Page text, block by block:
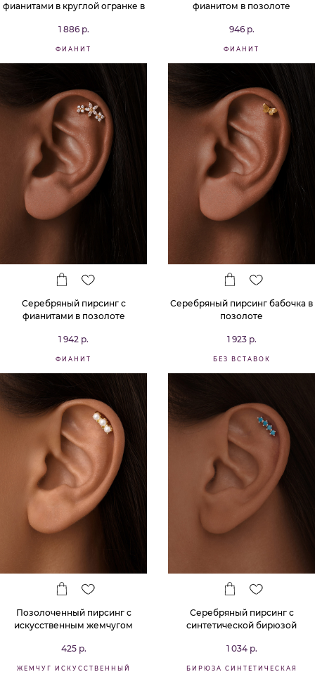
фианитами в круглой огранке в
1 886 р.
ФИАНИТ
фианитом в позолоте
946 р.
ФИАНИТ
Серебряный пирсинг с
фианитами в позолоте
1 942 р.
ФИАНИТ
Серебряный пирсинг бабочка в
позолоте
1 923 р.
БЕЗ ВСТАВОК
Позолоченный пирсинг с
искусственным жемчугом
425 р.
ЖЕМЧУГ ИСКУССТВЕННЫЙ
Серебряный пирсинг с
синтетической бирюзой
1 034 р.
БИРЮЗА СИНТЕТИЧЕСКАЯ